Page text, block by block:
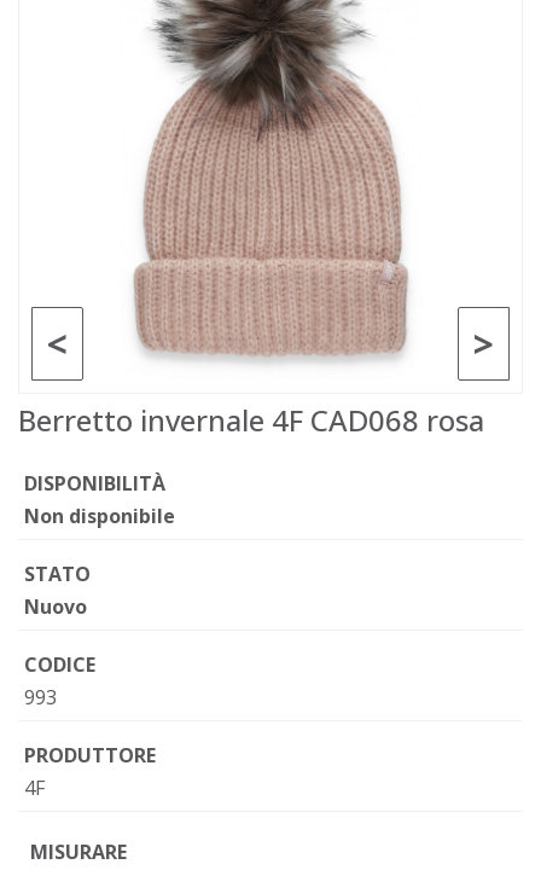
>
<
Berretto invernale 4F CAD068 rosa
DISPONIBILITÀ
Non disponibile
STATO
Nuovo
CODICE
993
PRODUTTORE
4F
MISURARE